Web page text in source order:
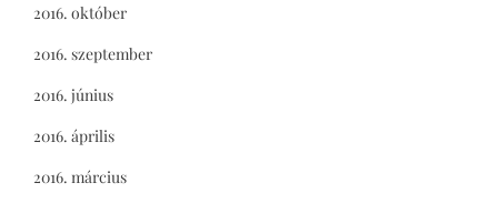
2016. október
2016. szeptember
2016. június
2016. április
2016. március